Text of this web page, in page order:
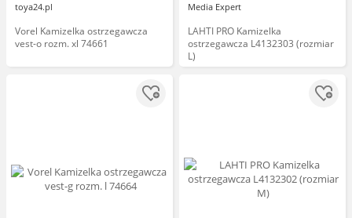
toya24.pl
Vorel Kamizelka ostrzegawcza
vest-o rozm. xl 74661
Media Expert
LAHTI PRO Kamizelka
ostrzegawcza L4132303 (rozmiar
L)